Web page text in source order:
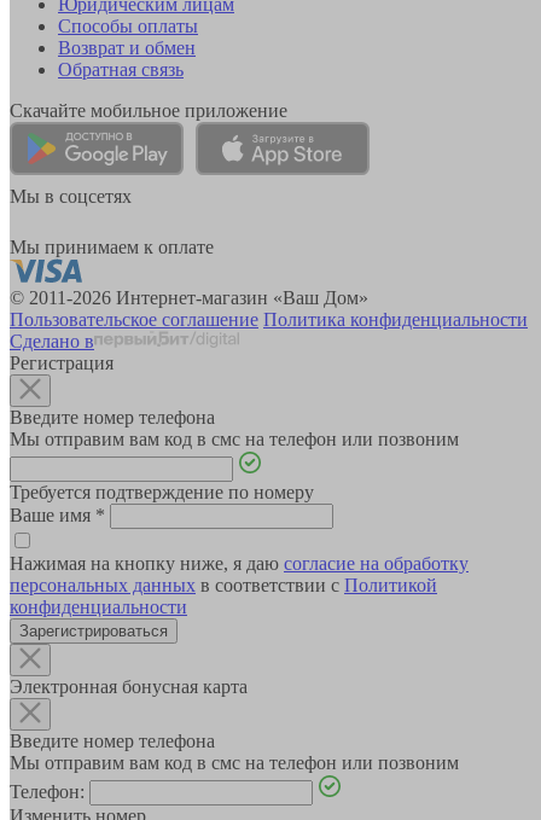
Способы оплаты
Возврат и обмен
Обратная связь
Скачайте мобильное приложение
Мы в соцсетях
Мы принимаем к оплате
© 2011-2026 Интернет-магазин «Ваш Дом»
Пользовательское соглашение Политика конфиденциальности
Сделано в
Регистрация
Введите номер телефона
Мы отправим вам код в смс на телефон или позвоним
Требуется подтверждение по номеру
Ваше имя *
Нажимая на кнопку ниже, я даю согласие на обработку
персональных данных в соответствии с Политикой
конфиденциальности
Зарегистрироваться
Электронная бонусная карта
Введите номер телефона
Мы отправим вам код в смс на телефон или позвоним
Телефон: